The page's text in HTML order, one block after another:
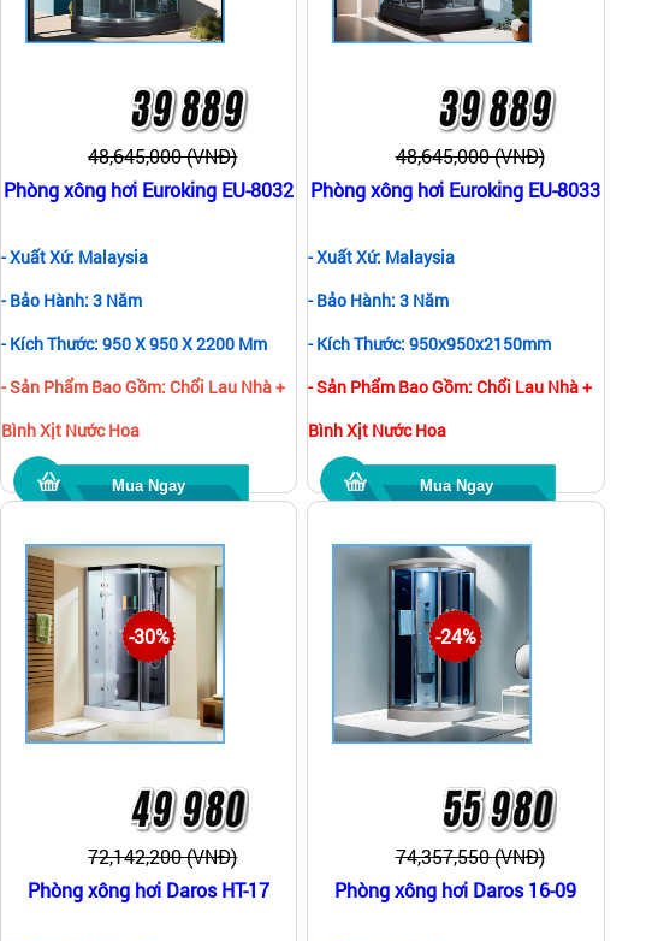
48,645,000 (VNĐ)
Phòng xông hơi Euroking EU-8032
- Xuất Xứ: Malaysia
- Bảo Hành: 3 Năm
- Kích Thước: 950 X 950 X 2200 Mm
- Sản Phẩm Bao Gồm: Chổi Lau Nhà +
Bình Xịt Nước Hoa
Mua Ngay
48,645,000 (VNĐ)
Phòng xông hơi Euroking EU-8033
- Xuất Xứ: Malaysia
- Bảo Hành: 3 Năm
- Kích Thước: 950x950x2150mm
- Sản Phẩm Bao Gồm: Chổi Lau Nhà +
Bình Xịt Nước Hoa
Mua Ngay
-30%
72,142,200 (VNĐ)
Phòng xông hơi Daros HT-17
-24%
74,357,550 (VNĐ)
Phòng xông hơi Daros 16-09